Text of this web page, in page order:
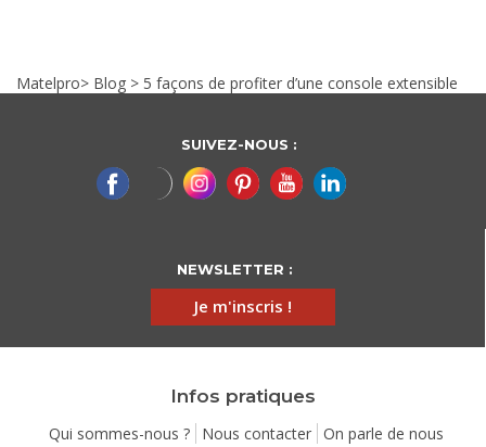
Matelpro> Blog > 5 façons de profiter d’une console extensible
SUIVEZ-NOUS :
NEWSLETTER :
Je m'inscris !
Infos pratiques
Qui sommes-nous ? Nous contacter On parle de nous